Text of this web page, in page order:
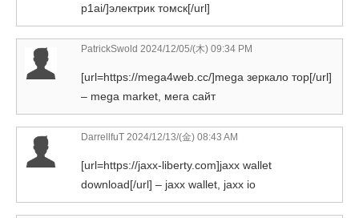
p1ai/]электрик томск[/url]
PatrickSwold 2024/12/05/(木) 09:34 PM
[url=https://mega4web.cc/]mega зеркало тор[/url]
– mega market, мега сайт
DarrellfuT 2024/12/13/(金) 08:43 AM
[url=https://jaxx-liberty.com]jaxx wallet
download[/url] – jaxx wallet, jaxx io